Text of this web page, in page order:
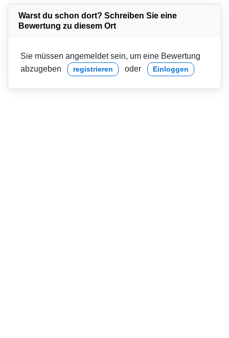
Warst du schon dort? Schreiben Sie eine
Bewertung zu diesem Ort
Sie müssen angemeldet sein, um eine Bewertung
abzugeben
registrieren oder Einloggen